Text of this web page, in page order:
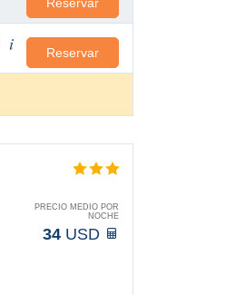
Reservar
PRECIO MEDIO POR
NOCHE
34 USD